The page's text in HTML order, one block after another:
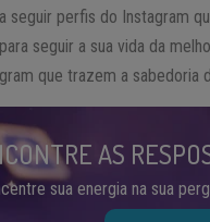
seguir perfis do Instagram
seguir a sua vida da
que trazem a sabedoria
AS
sua energia na sua